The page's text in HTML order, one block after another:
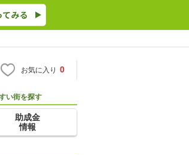
お気に入り 0
い街を探す
助成金
情報